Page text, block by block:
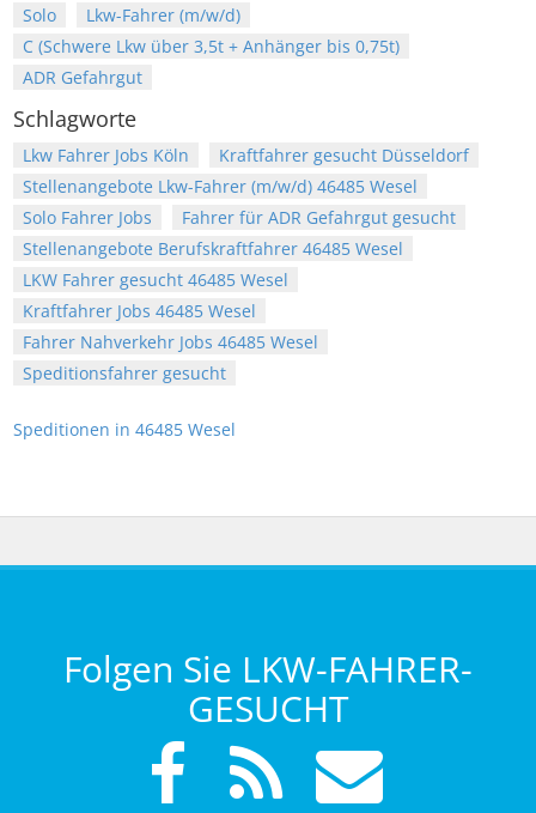
Solo
Lkw-Fahrer (m/w/d)
C (Schwere Lkw über 3,5t + Anhänger bis 0,75t)
ADR Gefahrgut
Schlagworte
Lkw Fahrer Jobs Köln
Kraftfahrer gesucht Düsseldorf
Stellenangebote Lkw-Fahrer (m/w/d) 46485 Wesel
Solo Fahrer Jobs
Fahrer für ADR Gefahrgut gesucht
Stellenangebote Berufskraftfahrer 46485 Wesel
LKW Fahrer gesucht 46485 Wesel
Kraftfahrer Jobs 46485 Wesel
Fahrer Nahverkehr Jobs 46485 Wesel
Speditionsfahrer gesucht
Speditionen in 46485 Wesel
Folgen Sie LKW-FAHRER-
GESUCHT